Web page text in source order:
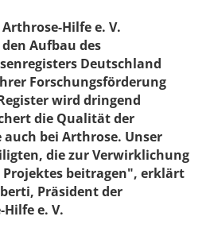
Hilfe e. V.
Aufbau des
Deutschland
Forschungsförderung
wird dringend
die Qualität der
bei Arthrose. Unser
die zur Verwirklichung
Projektes beitragen", erklärt
Präsident der
e. V.